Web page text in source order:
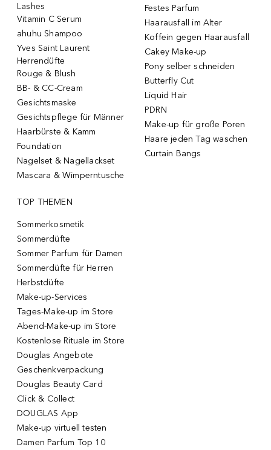
Lashes
Vitamin C Serum
ahuhu Shampoo
Yves Saint Laurent
Herrendüfte
Rouge & Blush
BB- & CC-Cream
Gesichtsmaske
Gesichtspflege für Männer
Haarbürste & Kamm
Foundation
Nagelset & Nagellackset
Mascara & Wimperntusche
Festes Parfum
Haarausfall im Alter
Koffein gegen Haarausfall
Cakey Make-up
Pony selber schneiden
Butterfly Cut
Liquid Hair
PDRN
Make-up für große Poren
Haare jeden Tag waschen
Curtain Bangs
TOP THEMEN
Sommerkosmetik
Sommerdüfte
Sommer Parfum für Damen
Sommerdüfte für Herren
Herbstdüfte
Make-up-Services
Tages-Make-up im Store
Abend-Make-up im Store
Kostenlose Rituale im Store
Douglas Angebote
Geschenkverpackung
Douglas Beauty Card
Click & Collect
DOUGLAS App
Make-up virtuell testen
Damen Parfum Top 10